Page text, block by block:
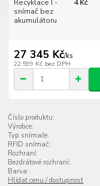
Recyklace I -
snímač bez
akumulátoru
4 Kč
27 345 Kč/ks
22 599 Kč bez DPH
Číslo produktu:
Výrobce:
Typ snímače:
RFID snímač:
Rozhraní:
Bezdrátové rozhraní:
Barva:
Hlídat cenu / dostupnost